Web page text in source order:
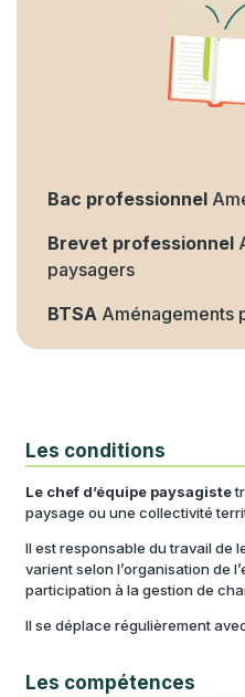
Bac professionnel
Brevet professionnel
paysagers
BTSAAménagements
Les conditions
Le chef d’équipe paysagiste
paysage ou une collectivité
Il est responsable du travail de
varient selon l’organisation de
participation à la gestion de
Il se déplace régulièrement
Les compétences